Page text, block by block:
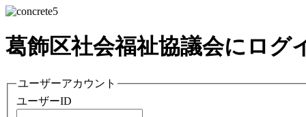
葛飾区社会福祉協議会にログ
ユーザーアカウント
ユーザーID